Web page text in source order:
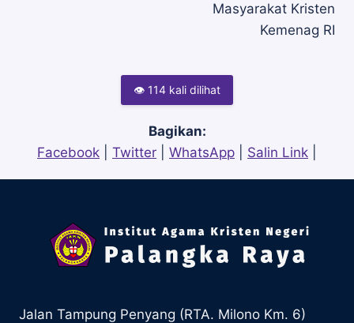
Masyarakat Kristen
Kemenag RI
👁 114 kali dilihat
Bagikan:
Facebook
Twitter WhatsApp Salin Link
Jalan Tampung Penyang (RTA. Milono Km. 6)